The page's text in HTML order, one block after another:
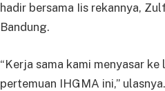
hadir bersama Iis rekannya,
Bandung.
“Kerja sama kami menyasar
pertemuan IHGMA ini,” ulasnya.